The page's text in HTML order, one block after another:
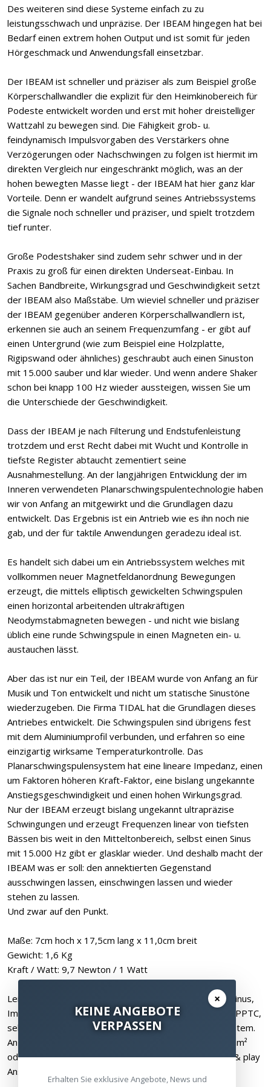
Des weiteren sind diese Systeme einfach zu zu
leistungsschwach und unpräzise. Der IBEAM hingegen hat bei
Bedarf einen extrem hohen Output und ist somit für jeden
Hörgeschmack und Anwendungsfall einsetzbar.
Der IBEAM ist schneller und präziser als zum Beispiel große
Körperschallwandler die explizit für den Heimkinobereich für
Podeste entwickelt worden und erst mit hoher dreistelliger
Wattzahl zu bewegen sind. Die Fähigkeit grob- u.
feindynamisch Impulsvorgaben des Verstärkers ohne
Verzögerungen oder Nachschwingen zu folgen ist hiermit im
direkten Vergleich nur eingeschränkt möglich, was an der
hohen bewegten Masse liegt - der IBEAM hat hier ganz klar
Vorteile. Denn er wandelt aufgrund seines Antriebssystems
die Signale noch schneller und präziser, und spielt trotzdem
tief runter.
Große Podestshaker sind zudem sehr schwer und in der
Praxis zu groß für einen direkten Underseat-Einbau. In
Sachen Bandbreite, Wirkungsgrad und Geschwindigkeit setzt
der IBEAM also Maßstäbe. Um wieviel schneller und präziser
der IBEAM gegenüber anderen Körperschallwandlern ist,
erkennen sie auch an seinem Frequenzumfang - er gibt auf
einen Untergrund (wie zum Beispiel eine Holzplatte,
Rigipswand oder ähnliches) geschraubt auch einen Sinuston
mit 15.000 sauber und klar wieder. Und wenn andere Shaker
schon bei knapp 100 Hz wieder aussteigen, wissen Sie um
die Unterschiede der Geschwindigkeit.
Dass der IBEAM je nach Filterung und Endstufenleistung
trotzdem und erst Recht dabei mit Wucht und Kontrolle in
tiefste Register abtaucht zementiert seine
Ausnahmestellung. An der langjährigen Entwicklung der im
Inneren verwendeten Planarschwingspulentechnologie haben
wir von Anfang an mitgewirkt und die Grundlagen dazu
entwickelt. Das Ergebnis ist ein Antrieb wie es ihn noch nie
gab, und der für taktile Anwendungen geradezu ideal ist.
Es handelt sich dabei um ein Antriebssystem welches mit
vollkommen neuer Magnetfeldanordnung Bewegungen
erzeugt, die mittels elliptisch gewickelten Schwingspulen
einen horizontal arbeitenden ultrakräftigen
Neodymstabmagneten bewegen - und nicht wie bislang
üblich eine runde Schwingspule in einen Magneten ein- u.
austauchen lässt.
Aber das ist nur ein Teil, der IBEAM wurde von Anfang an für
Musik und Ton entwickelt und nicht um statische Sinustöne
wiederzugeben. Die Firma TIDAL hat die Grundlagen dieses
Antriebes entwickelt. Die Schwingspulen sind übrigens fest
mit dem Aluminiumprofil verbunden, und erfahren so eine
einzigartig wirksame Temperaturkontrolle. Das
Planarschwingspulensystem hat eine lineare Impedanz, einen
um Faktoren höheren Kraft-Faktor, eine bislang ungekannte
Anstiegsgeschwindigkeit und einen hohen Wirkungsgrad.
Nur der IBEAM erzeugt bislang ungekannt ultrapräzise
Schwingungen und erzeugt Frequenzen linear von tiefsten
Bässen bis weit in den Mitteltonbereich, selbst einen Sinus
mit 15.000 Hz gibt er glasklar wieder. Und deshalb macht der
IBEAM was er soll: den annektierten Gegenstand
ausschwingen lassen, einschwingen lassen und wieder
stehen zu lassen.
Und zwar auf den Punkt.
Maße: 7cm hoch x 17,5cm lang x 11,0cm breit
Gewicht: 1,6 Kg
Kraft / Watt: 9,7 Newton / 1 Watt
Leistung: je nach Frequenzband 100 Watt / 250 Watt Sinus,
Impulsbelastbarkeit > 700 Watt, Overload Protection (PPTC,
selbstrückstellend), selbstkühlendes Schwingspulensystem.
Anzuschliessen über ein Lautsprecherkabel mit ca 2.0mm²
oder 2.5mm² an den Verstärker, selbstfixierende plug & play
Anschlussklemmen
×
KEINE ANGEBOTE
VERPASSEN
Erhalten Sie exklusive Angebote, News und